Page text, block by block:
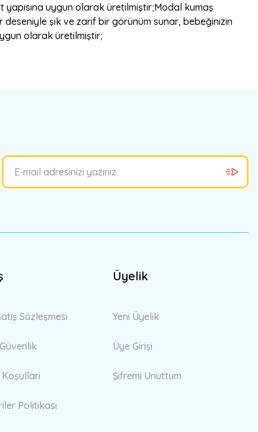
yapısına uygun olarak üretilmiştir;Modal kumaş
şık ve zarif bir görünüm sunar, bebeğinizin
olarak üretilmiştir;
Sözleşmesi
Politikası
Üyelik
Yeni Üyelik
Üye Girişi
Şifremi Unuttum